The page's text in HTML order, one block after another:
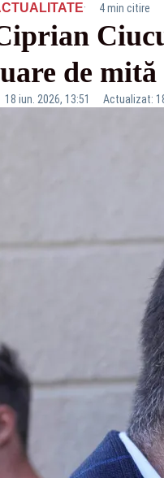
· 4 min citire
de mită
18 iun. 2026, 13:51 Actualizat: